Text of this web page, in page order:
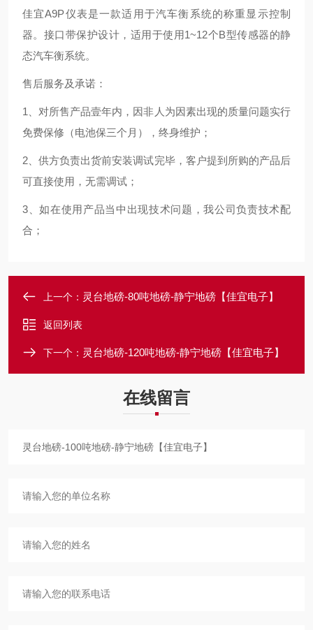
佳宜A9P仪表是一款适用于汽车衡系统的称重显示控制
器。接口带保护设计，适用于使用1~12个B型传感器的静
态汽车衡系统。
售后服务及承诺：
1、对所售产品壹年内，因非人为因素出现的质量问题实行
免费保修（电池保三个月），终身维护；
2、供方负责出货前安装调试完毕，客户提到所购的产品后
可直接使用，无需调试；
3、如在使用产品当中出现技术问题，我公司负责技术配
合；
上一个： 灵台地磅-80吨地磅-静宁地磅【佳宜电子】
返回列表
下一个： 灵台地磅-120吨地磅-静宁地磅【佳宜电子】
在线留言